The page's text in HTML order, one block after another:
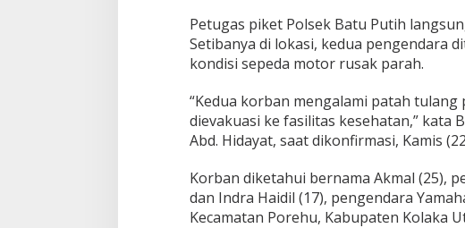
Petugas piket Polsek Batu Putih
Setibanya di lokasi, kedua pengendara
kondisi sepeda motor rusak parah.
“Kedua korban mengalami patah
dievakuasi ke fasilitas kesehatan,” kata
Abd. Hidayat, saat dikonfirmasi, Kamis
Korban diketahui bernama Akmal (25),
dan Indra Haidil (17), pengendara
Kecamatan Porehu, Kabupaten Kolaka